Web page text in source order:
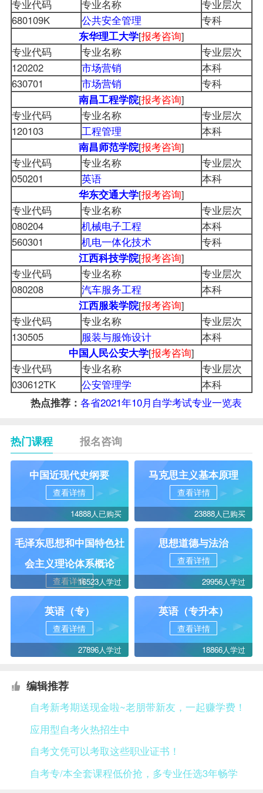
专业代码 专业名称
专业层次
680109K
公共安全管理
专科
东华理工大学[报考咨询]
专业代码
专业名称
专业层次
120202
市场营销
本科
630701
市场营销
专科
南昌工程学院[报考咨询]
专业代码
专业名称
专业层次
120103
工程管理
本科
南昌师范学院[报考咨询]
专业代码
专业名称
专业层次
050201
英语
本科
华东交通大学[报考咨询]
专业代码
专业名称
专业层次
080204
机械电子工程
本科
560301
机电一体化技术
专科
江西科技学院[报考咨询]
专业代码
专业名称
专业层次
080208
汽车服务工程
本科
江西服装学院[报考咨询]
专业代码
专业名称
专业层次
130505
服装与服饰设计
本科
中国人民公安大学[报考咨询]
专业代码
专业名称
专业层次
030612TK
公安管理学
本科
热点推荐： 各省2021年10月自学考试专业一览表
热门课程 报名咨询
中国近现代史纲要
查看详情
14888人已购买
马克思主义基本原理
查看详情
23888人已购买
毛泽东思想和中国特色社
会主义理论体系概论
查看详情16523人学过
思想道德与法治
查看详情
29956人学过
英语（专）
查看详情
27896人学过
英语（专升本）
查看详情
18866人学过
编辑推荐
自考新考期送现金啦~老朋带新友，一起赚学费！
应用型自考火热招生中
自考文凭可以考取这些职业证书！
自考专/本全套课程低价抢，多专业任选3年畅学